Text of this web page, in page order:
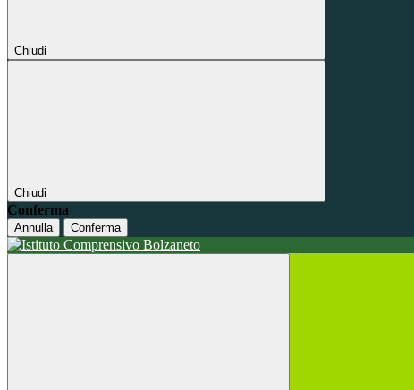
Chiudi
Chiudi
Conferma
Annulla Conferma